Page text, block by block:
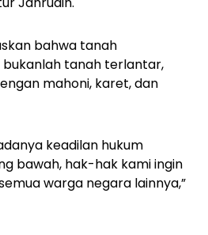
bahwa tanah
tanah terlantar,
mahoni, karet, dan
keadilan hukum
bawah, hak-hak kami ingin
warga negara lainnya,”